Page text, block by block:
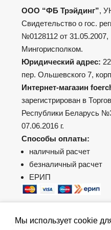
ООО “ФБ Трэйдинг”,
Свидетельство о гос.
№0128112 от 31.05.2007,
Мингорисполком.
Юридический адрес:
пер. Ольшевского 7,
Интернет-магазин
зарегистрирован в
Республики Беларусь
07.06.2016 г.
Способы оплаты:
наличный расчет
безналичный расчет
ЕРИП
© 2026 foerch.by
Мы использует cookie